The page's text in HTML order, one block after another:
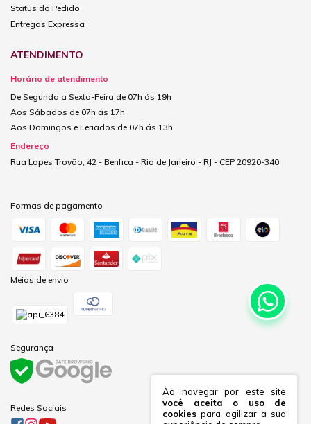
Ao navegar por este site
você aceita o uso de
cookies para agilizar a sua
Status do Pedido
Entregas Expressa
ATENDIMENTO
Horário de atendimento
De Segunda a Sexta-Feira de 07h ás 19h
Aos Sábados de 07h ás 17h
Aos Domingos e Feriados de 07h ás 13h
Endereço
Rua Lopes Trovão, 42 - Benfica - Rio de Janeiro - RJ - CEP 20920-340
Formas de pagamento
Meios de envio
Segurança
Redes Sociais